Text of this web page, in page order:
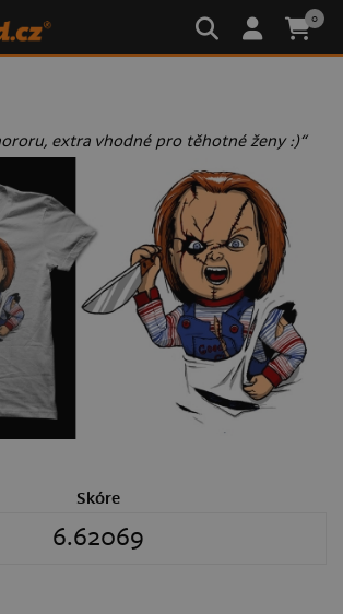
0
extra vhodné pro těhotné ženy :)“
Skóre
6.62069